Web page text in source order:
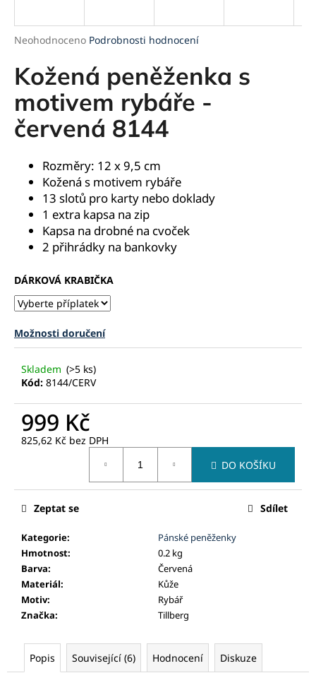
Průměrné
produktu
je
5
hvězdiček.
Neohodnoceno Podrobnosti hodnocení
Kožená peněženka s
motivem rybáře -
červená 8144
Rozměry: 12 x 9,5 cm
Kožená s motivem rybáře
13 slotů pro karty nebo doklady
1 extra kapsa na zip
Kapsa na drobné na cvoček
2 přihrádky na bankovky
DÁRKOVÁ KRABIČKA
Možnosti doručení
Skladem (>5 ks)
Kód: 8144/CERV
999 Kč
825,62 Kč bez DPH
DO KOŠÍKU
Kategorie:
Pánské peněženky
Hmotnost:
0.2 kg
Barva:
Červená
Materiál:
Kůže
Motiv:
Rybář
Značka: Tillberg
Zeptat se Sdílet
Popis Související (6) Hodnocení Diskuze
j
t
?
HLEDAT
o
r
u
u
j
e
m